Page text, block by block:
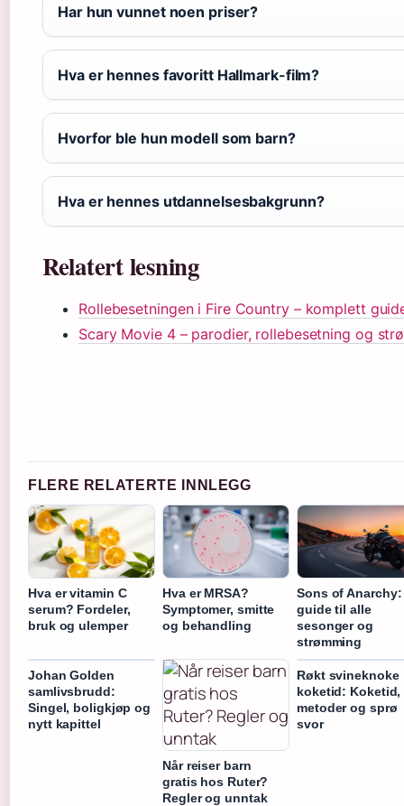
Har hun vunnet noen priser?
Hva er hennes favoritt Hallmark-film?
Hvorfor ble hun modell som barn?
Hva er hennes utdannelsesbakgrunn?
Relatert lesning
Rollebesetningen i Fire Country – komplett
Scary Movie 4 – parodier, rollebesetning og
FLERE RELATERTE INNLEGG
Hva er vitamin C
serum? Fordeler,
bruk og ulemper
Hva er MRSA?
Symptomer, smitte
og behandling
Sons of Anarchy:
guide til alle
sesonger og
strømming
Johan Golden
samlivsbrudd:
Singel, boligkjøp og
nytt kapittel
Når reiser barn
gratis hos Ruter?
Regler og unntak
Røkt svineknoke
koketid: Koketid,
metoder og sprø
svor